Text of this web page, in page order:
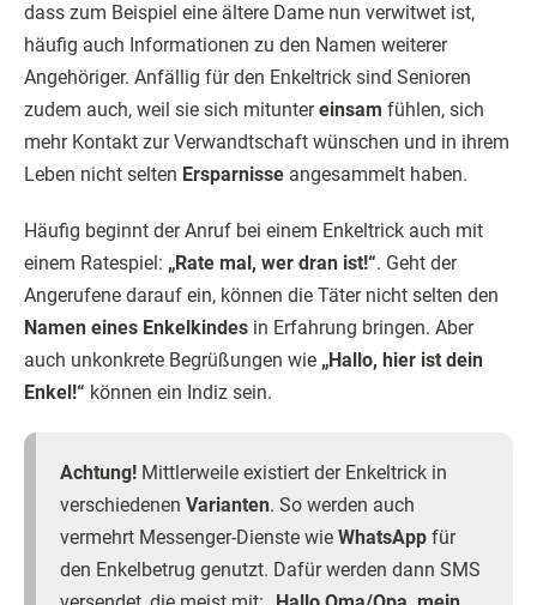
dass zum Beispiel eine ältere Dame nun verwitwet ist,
häufig auch Informationen zu den Namen weiterer
Angehöriger. Anfällig für den Enkeltrick sind Senioren
zudem auch, weil sie sich mituntereinsam fühlen, sich
mehr Kontakt zur Verwandtschaft wünschen und in ihrem
Leben nicht selten Ersparnisse angesammelt haben.
Häufig beginnt der Anruf bei einem Enkeltrick auch mit
einem Ratespiel: „Rate mal, wer dran ist!“. Geht der
Angerufene darauf ein, können die Täter nicht selten den
Namen eines Enkelkindes in Erfahrung bringen. Aber
auch unkonkrete Begrüßungen wie „Hallo, hier ist dein
Enkel!“ können ein Indiz sein.
Achtung! Mittlerweile existiert der Enkeltrick in
verschiedenen Varianten. So werden auch
vermehrt Messenger-Dienste wie WhatsApp für
den Enkelbetrug genutzt. Dafür werden dann SMS